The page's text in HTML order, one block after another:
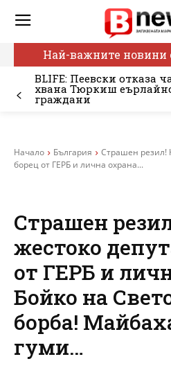
Най-важните новини
BLIFE: Пеевски отказа
хвана Тюркиш
граждани
Начало България
Страшен резил!
борец от ГЕРБ и лична охрана...
Страшен
жестоко
от ГЕРБ и
Бойко на
борба!
гуми…